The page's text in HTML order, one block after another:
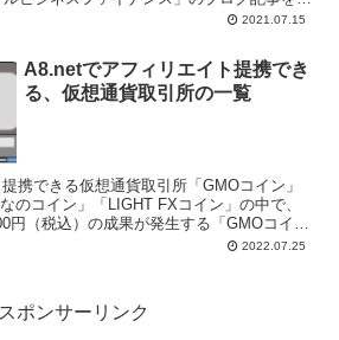
2021.07.15
A8.netでアフィリエイト提携でき
る、仮想通貨取引所の一覧
携できる仮想通貨取引所「GMOコイン」
のコイン」「LIGHT FXコイン」の中で、
円（税込）の成果が発生する「GMOコイ
2022.07.25
スポンサーリンク